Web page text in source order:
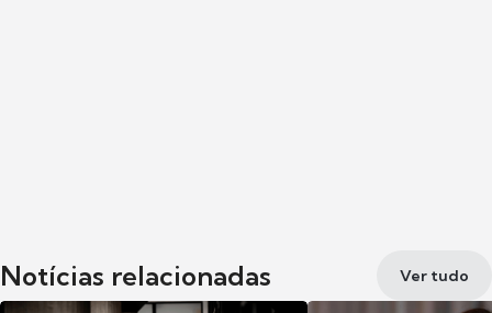
Notícias relacionadas Ver tudo